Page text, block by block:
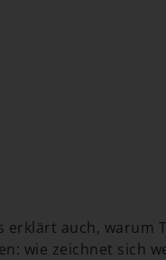
auch, warum
wie zeichnet sich